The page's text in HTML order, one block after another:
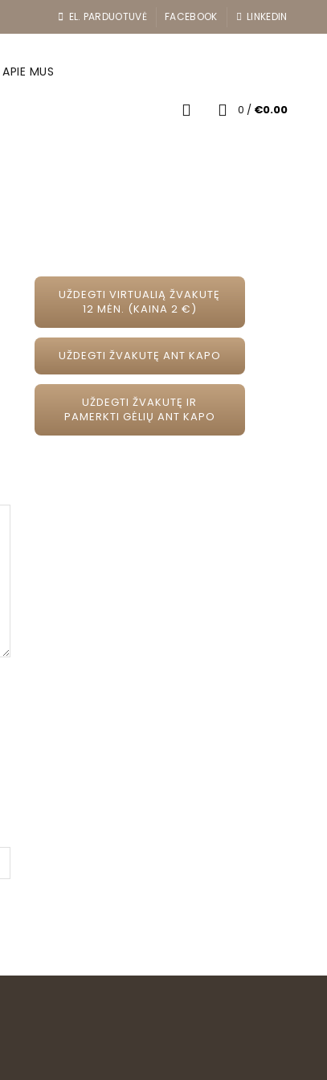
EL. PARDUOTUVĖ FACEBOOK LINKEDIN
APIE MUS
0 / €0.00
UŽDEGTI VIRTUALIĄ ŽVAKUTĘ
12 MĖN. (KAINA 2 €)
UŽDEGTI ŽVAKUTĘ ANT KAPO
UŽDEGTI ŽVAKUTĘ IR
PAMERKTI GĖLIŲ ANT KAPO